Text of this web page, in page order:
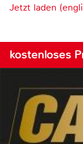
Jetzt laden
kostenloses